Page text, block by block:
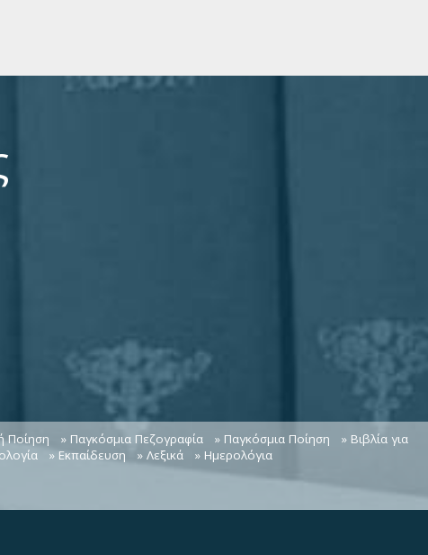
Ποίηση » Παγκόσμια Πεζογραφία » Παγκόσμια Ποίηση
» Βιβλία για
» Εκπαίδευση » Λεξικά » Ημερολόγια